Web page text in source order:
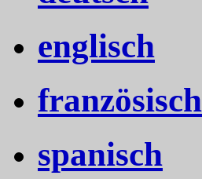
englisch
französisch
spanisch